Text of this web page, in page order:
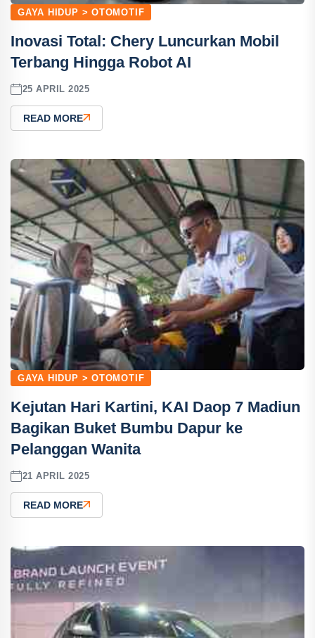
GAYA HIDUP > OTOMOTIF
Inovasi Total: Chery Luncurkan Mobil
Terbang Hingga Robot AI
25 APRIL 2025
READ MORE
GAYA HIDUP > OTOMOTIF
Kejutan Hari Kartini, KAI Daop 7 Madiun
Bagikan Buket Bumbu Dapur ke
Pelanggan Wanita
21 APRIL 2025
READ MORE